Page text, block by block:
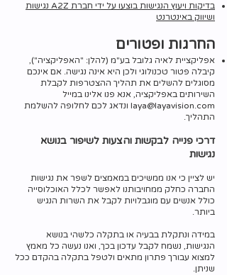
בדיקות ויעוץ הנגישות בוצעו על ידי חברת A2Z נגישות
ושיווק באינטרנט
החרגות ופטורים
אפליקציית לאיה גלובל בע"מ (להלן: "האפליקציה"),
קיבלה פטור טכנולוגי ולכן היא אינה נגישה. אם אינכם
מסוגלים להשלים את תהליך ההצטרפות לקבלת
השירותים באפליקציה, אנא פנו אלינו במייל
laya@layavision.com ונדאג לכם לחלופה להשלמת
התהליך.
דרכי פנייה לבקשות והצעות לשיפור בנושא
נגישות
יש לציין כי אנו ממשיכים במאמצים לשפר את נגישות
החברה כחלק ממחויבותנו לאפשר לכלל האוכלוסייה
כולל אנשים עם מוגבלויות לקבל את השרות הנגיש
ביותר.
במידה ונתקלת בבעיה או בתקלה כלשהי בנושא
הנגישות, נשמח לקבל עדכון בכך, ואנו נעשה כל מאמץ
למצוא עבורך פתרון מתאים ולטפל בתקלה בהקדם ככל
שניתן.